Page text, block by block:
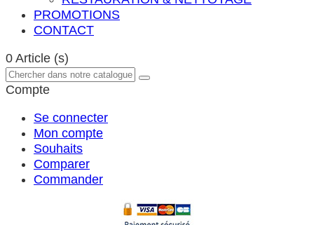
PROMOTIONS
CONTACT
0 Article (s)
Compte
Se connecter
Mon compte
Souhaits
Comparer
Commander